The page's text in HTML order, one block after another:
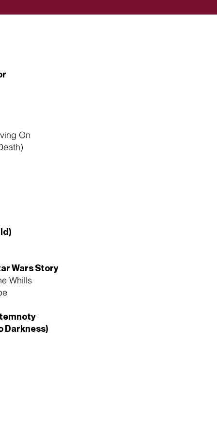
On
Wars Story
Whills
Darkness)